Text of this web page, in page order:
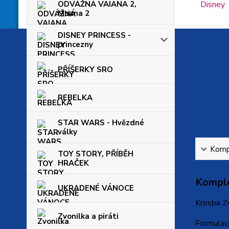
ODVÁŽNÁ VAIANA 2,
Moana 2
DISNEY PRINCESS -
princezny
PŘÍŠERKY SRO
REBELKA
STAR WARS - Hvězdné
války
TOY STORY, PŘÍBĚH
HRAČEK
UKRADENÉ VÁNOCE
Zvonilka a piráti
Kresba